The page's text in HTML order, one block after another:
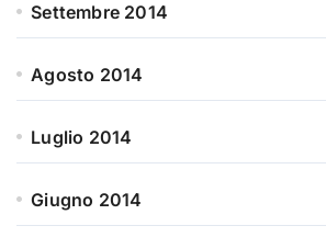
Settembre 2014
Agosto 2014
Luglio 2014
Giugno 2014